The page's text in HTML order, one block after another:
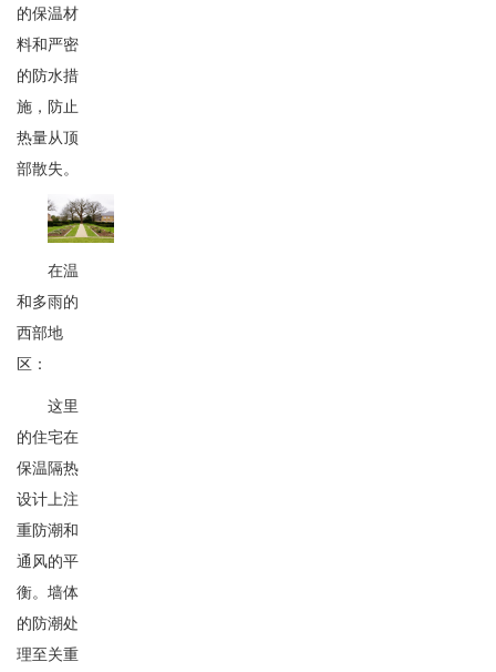
的保温材
料和严密
的防水措
施，防止
热量从顶
部散失。
在温
和多雨的
西部地
区：
这里
的住宅在
保温隔热
设计上注
重防潮和
通风的平
衡。墙体
的防潮处
理至关重